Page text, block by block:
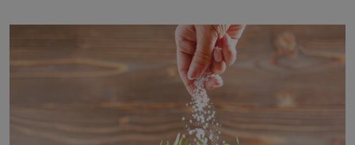
židovské kultury ŠTETL FEST 2026. Některé návraty
nejsou jednoduché. Místa, která si člověk pamatuje z
rodinných vyprávění, už dávno